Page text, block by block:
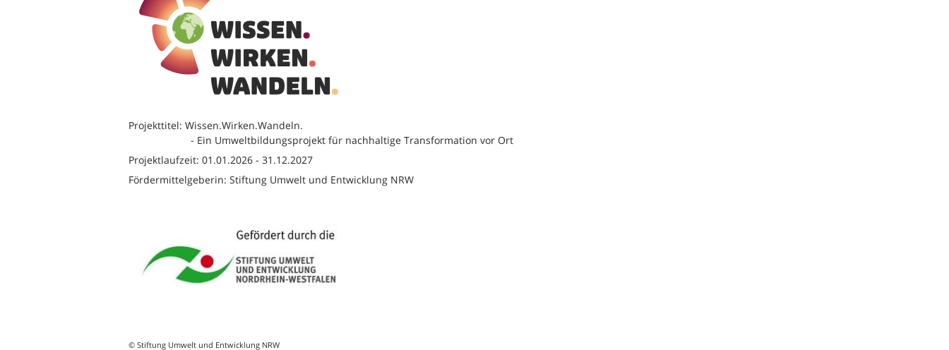
Projekttitel: Wissen.Wirken.Wandeln.
- Ein Umweltbildungsprojekt für nachhaltige Transformation vor Ort
Projektlaufzeit: 01.01.2026 - 31.12.2027
Fördermittelgeberin: Stiftung Umwelt und Entwicklung NRW
© Stiftung Umwelt und Entwicklung NRW